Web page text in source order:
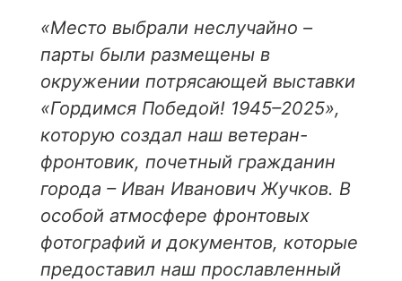
«Место выбрали неслучайно –
парты были размещены в
окружении потрясающей выставки
«Гордимся Победой! 1945–2025»,
которую создал наш ветеран-
фронтовик, почетный гражданин
города – Иван Иванович Жучков. В
особой атмосфере фронтовых
фотографий и документов, которые
предоставил наш прославленный